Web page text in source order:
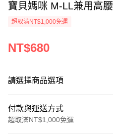
寶貝媽咪 M-LL兼用高
超取滿NT$1,000免運
NT$680
請選擇商品選項
付款與運送方式
超取滿NT$1,000免運